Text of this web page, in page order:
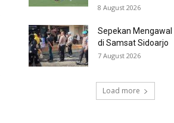
8 August 2026
Sepekan Mengawal
di Samsat Sidoarjo
7 August 2026
Load more